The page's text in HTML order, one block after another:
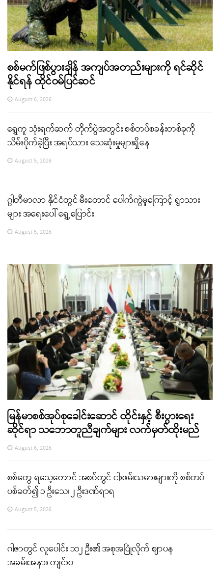
စစ်မက်ဖြစ်ပွားချိန် အကျပ်အတည်းများကို ရင်ဆိုင်
နိုင်ရန် ထိုင်ဝမ်ပြင်ဆင်
August 6, 2026
ရွှေကူ သုံးရက်ဆက် တိုက်ပွဲအတွင်း စစ်တပ်စခန်းတစ်ခုကို
သိမ်းပိုက်ခဲ့ပြီး အရပ်သား သေဆုံးမှုများရှိနေ
August 5, 2026
ဂွါတီမာလာ နိုင်ငံတွင် မီးတောင် ပေါက်ကွဲမှုကြောင့် ရွာသား
များ အရေးပေါ် ရွှေ့ပြောင်း
August 5, 2026
မြန်မာစစ်အုပ်စုခေါင်းဆောင် ထိုင်းနှင့် စီးပွားရေး
ဆိုင်ရာ သဘောတူညီချက်များ လက်မှတ်ထိုးမည်
August 6, 2026
စစ်တွေ-ရသေ့တောင် အစပ်တွင် ငါးဖမ်းသမားများကို စစ်တပ်
ပစ်ခတ်၍ ၁ ဦးသေ၊ ၂ ဦးဒဏ်ရာရ
August 5, 2026
ဂါဇာတွင် လူပေါင်း ၁၁၂ ဦး၏ အစုအပြုံလိုက် ဈာပန
အခမ်းအနား ကျင်းပ